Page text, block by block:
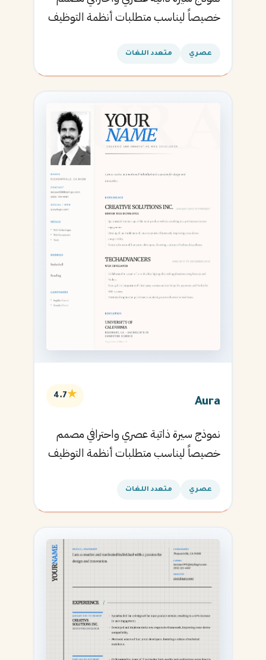
خصيصاً ليناسب متطلبات أنظمة التوظيف
القادمة.
عصري متعدد اللغات
Aura
★
4.7
نموذج سيرة ذاتية عصري واحترافي مصمم
خصيصاً ليناسب متطلبات أنظمة التوظيف
القادمة.
عصري متعدد اللغات